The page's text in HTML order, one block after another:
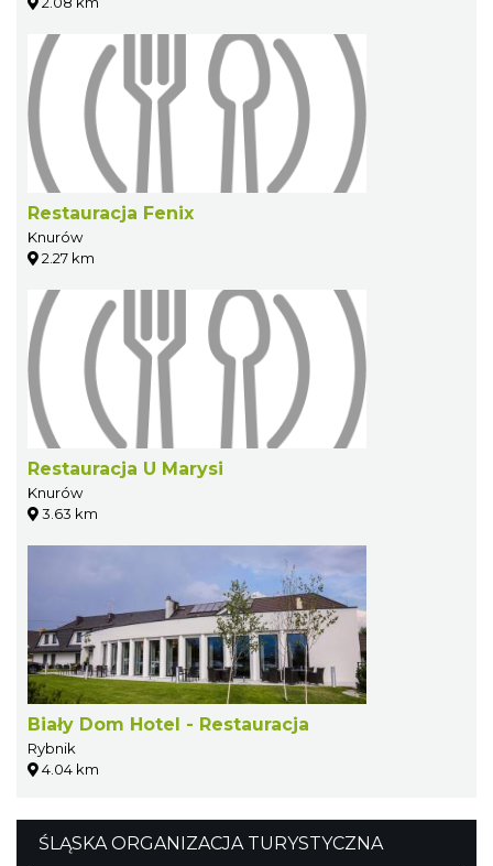
Restauracja Fenix
Knurów
2.27 km
Restauracja U Marysi
Knurów
3.63 km
Biały Dom Hotel - Restauracja
Rybnik
4.04 km
ŚLĄSKA ORGANIZACJA TURYSTYCZNA